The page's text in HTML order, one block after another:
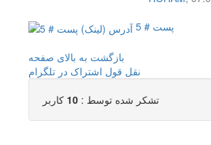
پست # 5
بازگشت به بالای صفحه
نقل قول اشتراک در تلگرام
تشکر شده توسط : 10 کاربر